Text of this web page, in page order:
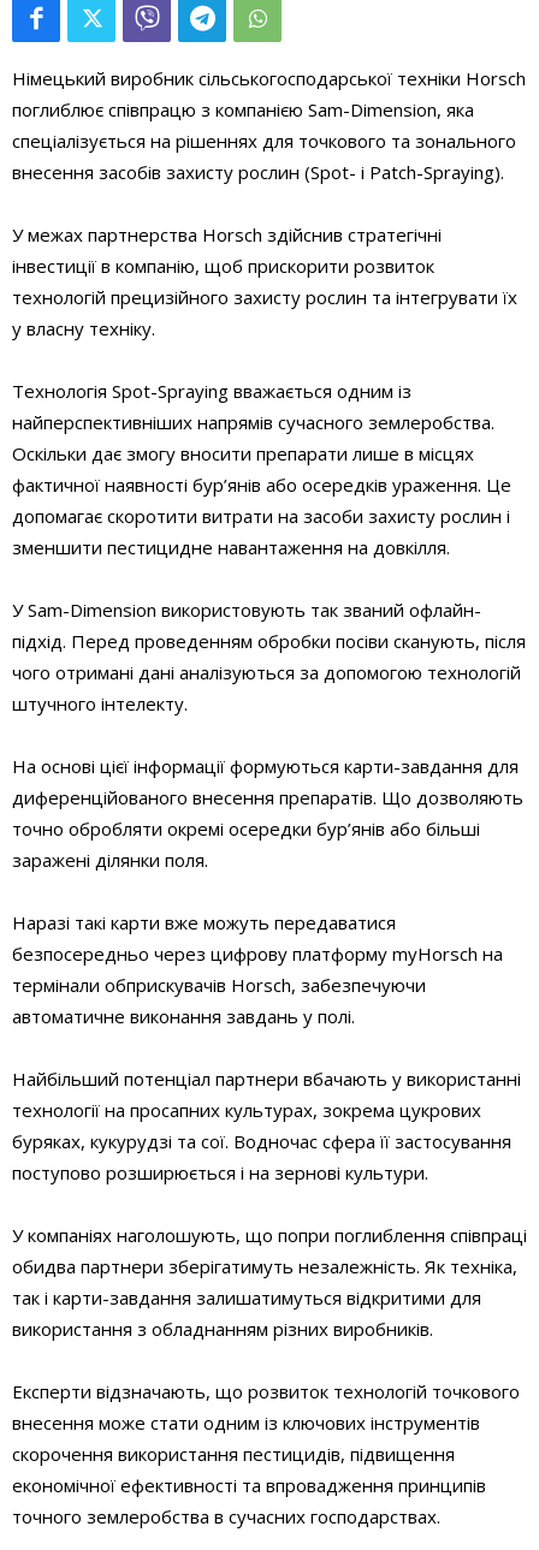
Німецький виробник сільськогосподарської техніки Horsch
поглиблює співпрацю з компанією Sam-Dimension, яка
спеціалізується на рішеннях для точкового та зонального
внесення засобів захисту рослин (Spot- і Patch-Spraying).
У межах партнерства Horsch здійснив стратегічні
інвестиції в компанію, щоб прискорити розвиток
технологій прецизійного захисту рослин та інтегрувати їх
у власну техніку.
Технологія Spot-Spraying вважається одним із
найперспективніших напрямів сучасного землеробства.
Оскільки дає змогу вносити препарати лише в місцях
фактичної наявності бур’янів або осередків ураження. Це
допомагає скоротити витрати на засоби захисту рослин і
зменшити пестицидне навантаження на довкілля.
У Sam-Dimension використовують так званий офлайн-
підхід. Перед проведенням обробки посіви сканують, після
чого отримані дані аналізуються за допомогою технологій
штучного інтелекту.
На основі цієї інформації формуються карти-завдання для
диференційованого внесення препаратів. Що дозволяють
точно обробляти окремі осередки бур’янів або більші
заражені ділянки поля.
Наразі такі карти вже можуть передаватися
безпосередньо через цифрову платформу myHorsch на
термінали обприскувачів Horsch, забезпечуючи
автоматичне виконання завдань у полі.
Найбільший потенціал партнери вбачають у використанні
технології на просапних культурах, зокрема цукрових
буряках, кукурудзі та сої. Водночас сфера її застосування
поступово розширюється і на зернові культури.
У компаніях наголошують, що попри поглиблення співпраці
обидва партнери зберігатимуть незалежність. Як техніка,
так і карти-завдання залишатимуться відкритими для
використання з обладнанням різних виробників.
Експерти відзначають, що розвиток технологій точкового
внесення може стати одним із ключових інструментів
скорочення використання пестицидів, підвищення
економічної ефективності та впровадження принципів
точного землеробства в сучасних господарствах.